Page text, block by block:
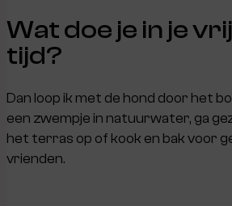
Wat doe je in je
tijd?
Dan loop ik met de hond door het
een zwempje in natuurwater, ga
het terras op of kook en bak voor
vrienden.